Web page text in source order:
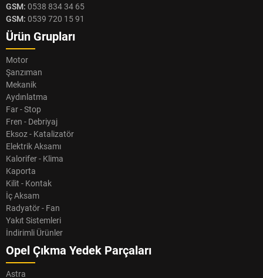
GSM: 0538 834 34 65
GSM: 0539 720 15 91
Ürün Grupları
Motor
Şanzıman
Mekanik
Aydınlatma
Far - Stop
Fren - Debriyaj
Eksoz - Katalizatör
Elektrik Aksamı
Kalorifer - Klima
Kaporta
Kilit - Kontak
İç Aksam
Radyatör - Fan
Yakıt Sistemleri
İndirimli Ürünler
Opel Çıkma Yedek Parçaları
Astra